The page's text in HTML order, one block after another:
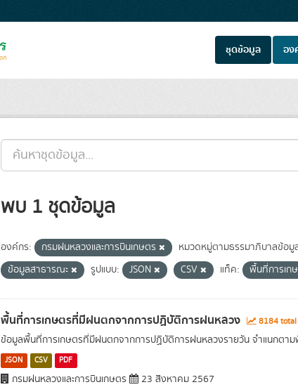
ชุดข้อมูล อง
พบ 1 ชุดข้อมูล
องค์กร: กรมฝนหลวงและการบินเกษตร
หมวดหมู่ตามธรรมาภิบาลข้อมู
ข้อมูลสาธารณะ
รูปแบบ: JSON CSV แท็ค: พื้นที่การเก
พื้นที่การเกษตรที่มีฝนตกจากการปฏิบัติการฝนหลวง 8184 total
ข้อมูลพื้นที่การเกษตรที่มีฝนตกจากการปฏิบัติการฝนหลวงรายวัน จำแนกตา
JSON CSV PDF
กรมฝนหลวงและการบินเกษตร 23 สิงหาคม 2567